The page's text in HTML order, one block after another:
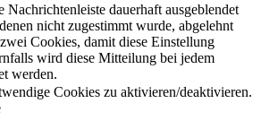
dauerhaft ausgeblendet
nicht zugestimmt wurde, abgelehnt
Cookies, damit diese Einstellung
wird diese Mitteilung bei jedem
werden.
Cookies zu aktivieren/deaktivieren.